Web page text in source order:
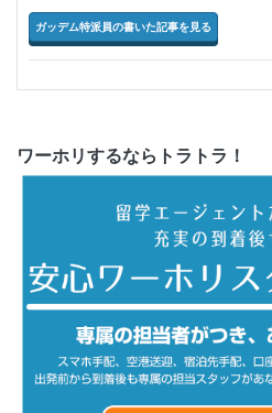
ガッデム特派員の書いた記事を見る
ワーホリするならトラトラ！